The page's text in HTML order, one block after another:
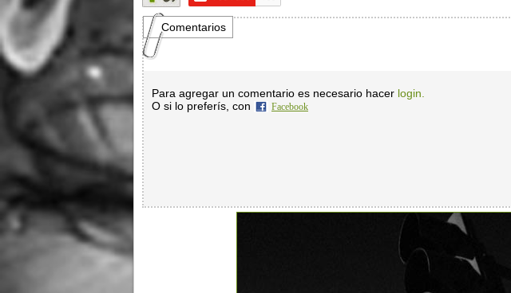
Comentarios
Para agregar un comentario es necesario hacer login.
O si lo preferís, con
Facebook